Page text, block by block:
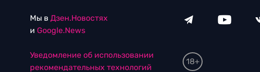
Мы в Дзен.Новостях
и Google.News
Уведомление об использовании
рекомендательных технологий
18+